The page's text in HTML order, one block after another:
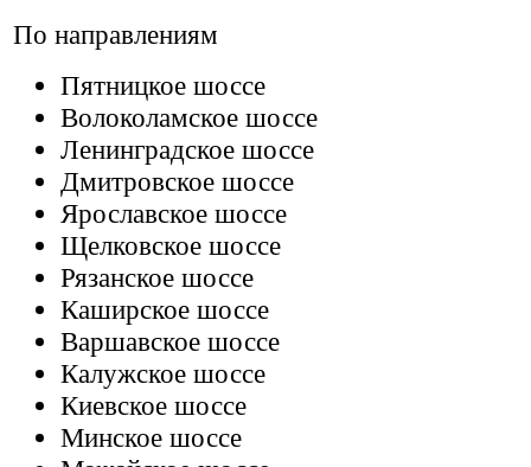
По направлениям
Пятницкое шоссе
Волоколамское шоссе
Ленинградское шоссе
Дмитровское шоссе
Ярославское шоссе
Щелковское шоссе
Рязанское шоссе
Каширское шоссе
Варшавское шоссе
Калужское шоссе
Киевское шоссе
Минское шоссе